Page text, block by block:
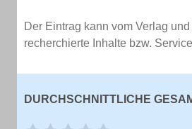
Der Eintrag kann vom Verlag
recherchierte Inhalte bzw.
DURCHSCHNITTLICHE